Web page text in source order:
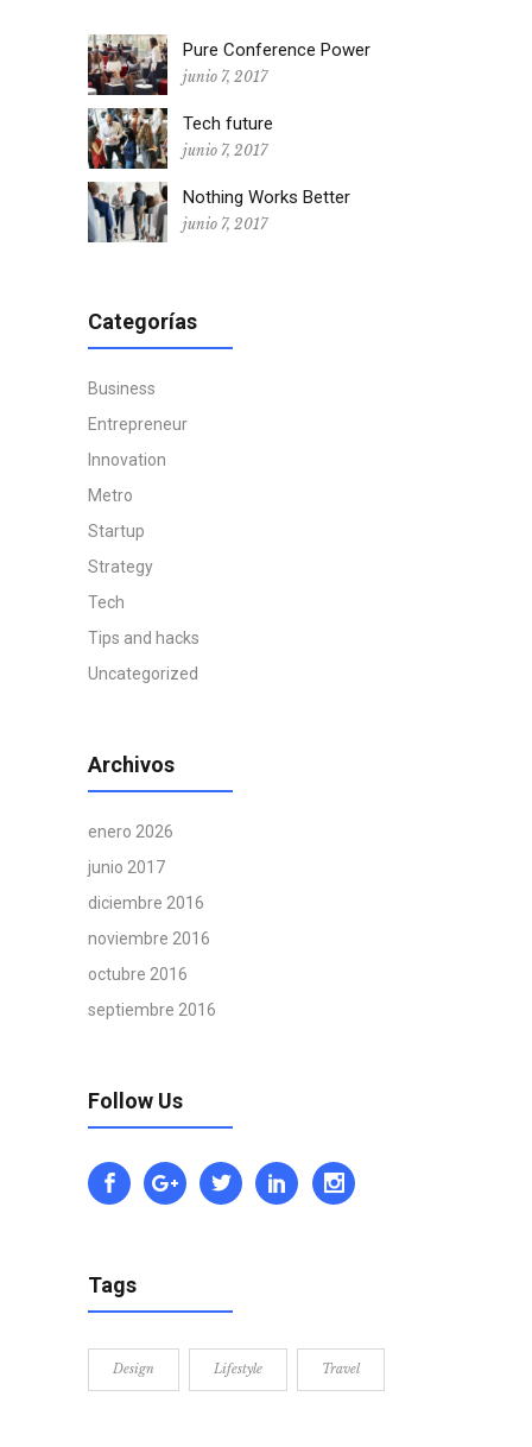
Pure Conference Power
junio 7, 2017
Tech future
junio 7, 2017
Nothing Works Better
junio 7, 2017
Categorías
Business
Entrepreneur
Innovation
Metro
Startup
Strategy
Tech
Tips and hacks
Uncategorized
Archivos
enero 2026
junio 2017
diciembre 2016
noviembre 2016
octubre 2016
septiembre 2016
Follow Us
Tags
Design Lifestyle Travel